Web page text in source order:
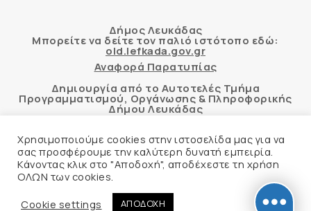
Δήμος Λευκάδας
Μπορείτε να δείτε τον παλιό ιστότοπο εδώ:
old.lefkada.gov.gr
Αναφορά Παρατυπίας
Δημιουργία από το Αυτοτελές Τμήμα
Προγραμματισμού, Οργάνωσης & Πληροφορικής
Δήμου Λευκάδας
Αυτόματος έλεγχος προσβασιμότητας
δικτυακού τόπου με βάση το πρότυπο WCAG 2.1
Χρησιμοποιούμε cookies στην ιστοσελίδα μας για να
σας προσφέρουμε την καλύτερη δυνατή εμπειρία.
Κάνοντας κλικ στο "Αποδοχή", αποδέχεστε τη χρήση
ΟΛΩΝ των cookies.
Cookie settings
ΑΠΟΔΟΧΗ